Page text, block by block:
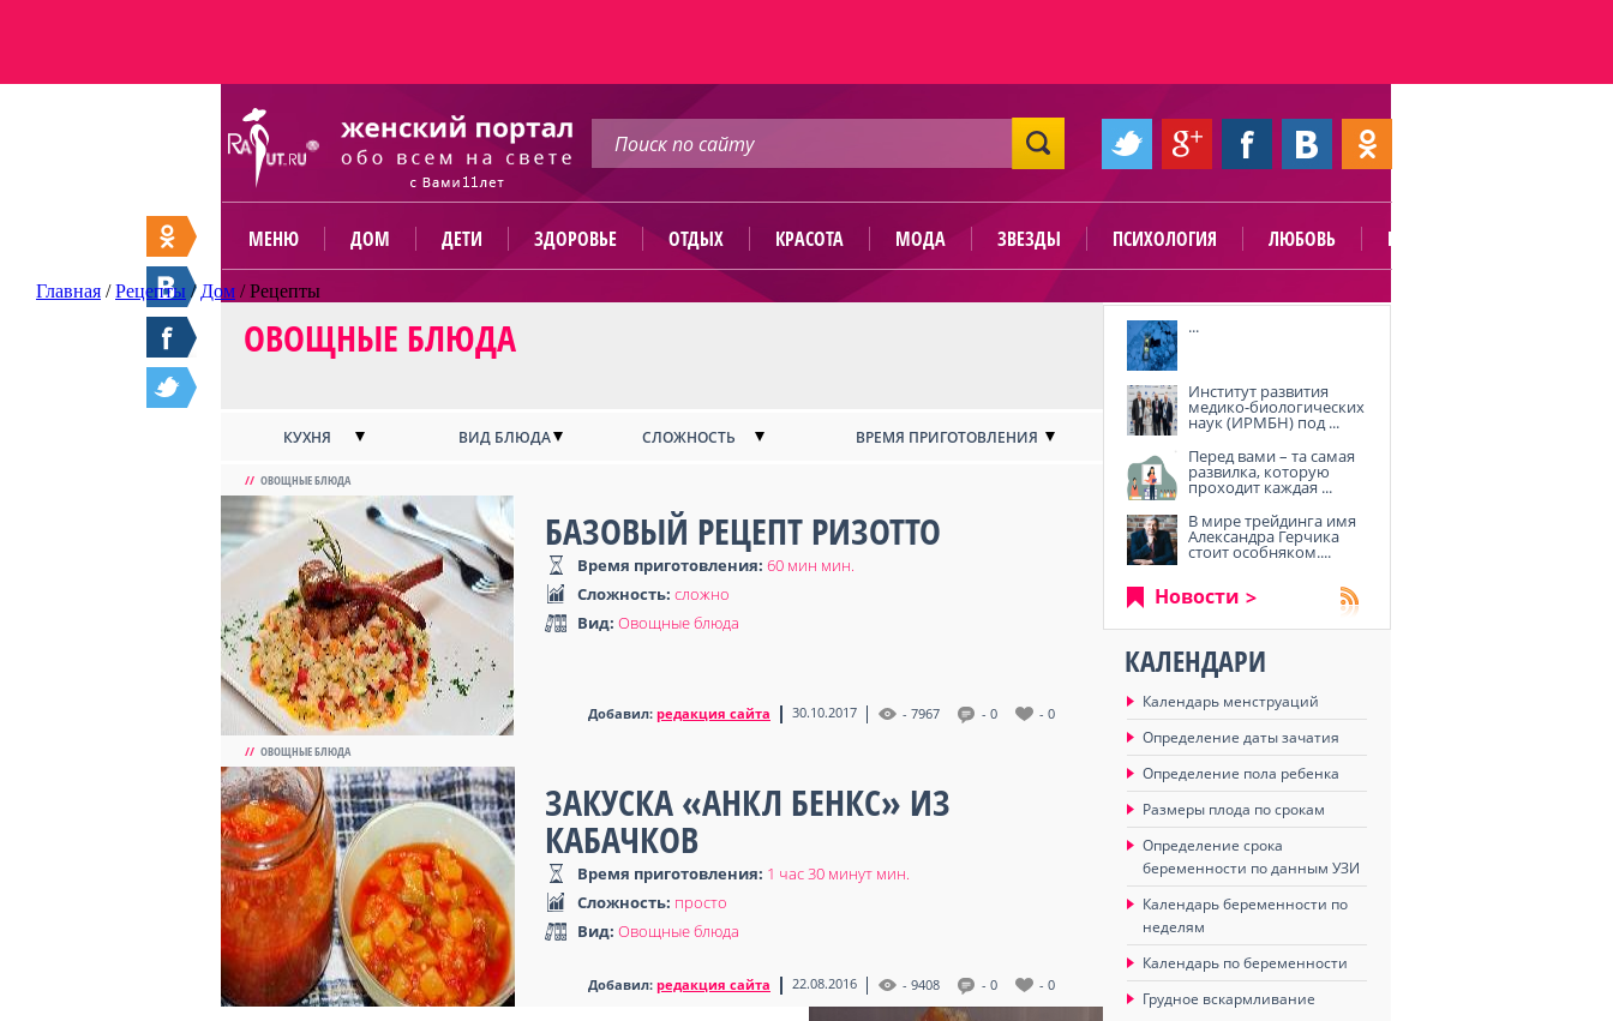
МЕНЮ ДОМ ДЕТИ ЗДОРОВЬЕ ОТДЫХ КРАСОТА МОДА ЗВЕЗДЫ ПСИХОЛОГИЯ ЛЮБОВЬ ПОЛЕЗНО
Главная /Рецепты / Дом /Рецепты
ОВОЩНЫЕ БЛЮДА
КУХНЯ ВИД БЛЮДА СЛОЖНОСТЬ ВРЕМЯ ПРИГОТОВЛЕНИЯ
// ОВОЩНЫЕ БЛЮДА
БАЗОВЫЙ РЕЦЕПТ РИЗОТТО
Добавил: редакция сайта 30.10.2017 - 7967 - 0 - 0
Время приготовления: 60 мин мин.
Сложность: сложно
Вид: Овощные блюда
// ОВОЩНЫЕ БЛЮДА
ЗАКУСКА «АНКЛ БЕНКС» ИЗ
КАБАЧКОВ
Добавил: редакция сайта 22.08.2016 - 9408 - 0 - 0
Время приготовления: 1 час 30 минут мин.
Сложность: просто
Вид: Овощные блюда
...
Институт развития
медико-биологических
наук (ИРМБН) под ...
Перед вами – та самая
развилка, которую
проходит каждая ...
В мире трейдинга имя
Александра Герчика
стоит особняком....
Новости
КАЛЕНДАРИ
Календарь менструаций
Определение даты зачатия
Определение пола ребенка
Размеры плода по срокам
Определение срока
беременности по данным УЗИ
Календарь беременности по
неделям
Календарь по беременности
Грудное вскармливание